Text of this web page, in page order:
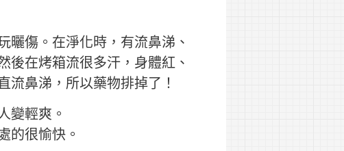
曬傷。在淨化時，有流鼻涕、
後在烤箱流很多汗，身體紅、
鼻涕，所以藥物排掉了！
變輕爽。
的很愉快。